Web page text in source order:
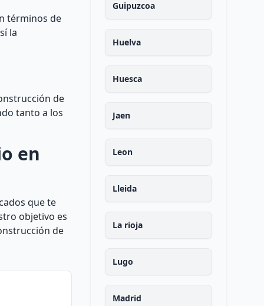
términos de
la
de
tanto a los
en
que te
objetivo es
de
Guipuzcoa
Huelva
Huesca
Jaen
Leon
Lleida
La rioja
Lugo
Madrid